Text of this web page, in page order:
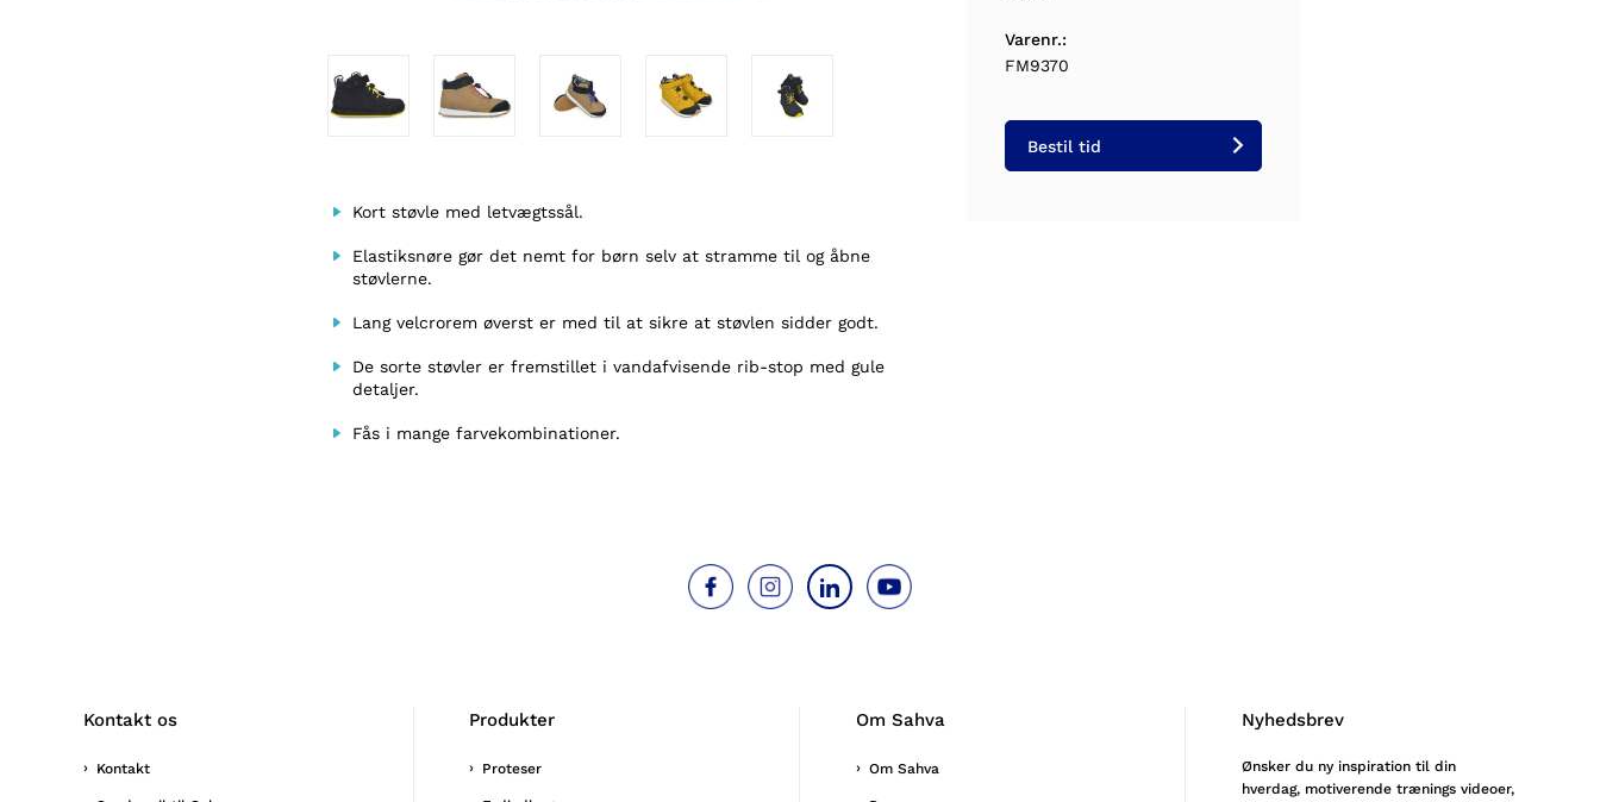
Kort støvle med letvægtssål.
Elastiksnøre gør det nemt for børn selv at stramme til og åbne
støvlerne.
Lang velcrorem øverst er med til at sikre at støvlen sidder godt.
De sorte støvler er fremstillet i vandafvisende rib-stop med gule
detaljer.
Fås i mange farvekombinationer.
Varenr.:
FM9370
Bestil tid
Kontakt os
Kontakt
Produkter
Proteser
Om Sahva
Om Sahva
Nyhedsbrev
Ønsker du ny inspiration til din
hverdag, motiverende trænings videoer,